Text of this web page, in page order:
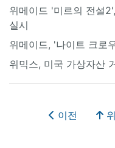
위메이드 '미르의 전설
실시
위메이드, '나이트 크로
위믹스, 미국 가상자산
이전